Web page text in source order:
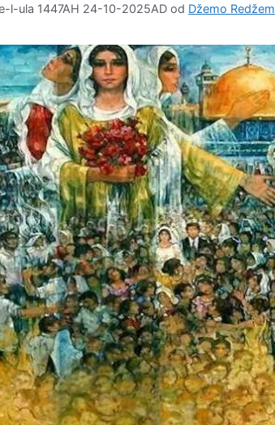
l-ula 1447AH 24-10-2025AD od Džemo